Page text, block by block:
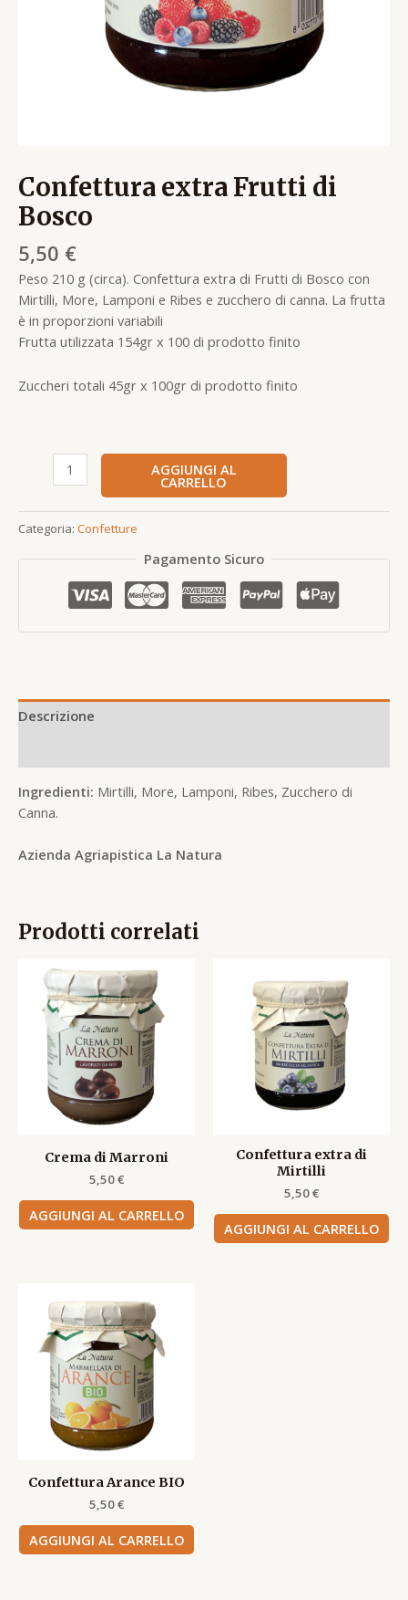
Confettura extra Frutti di
Bosco
5,50 €
Peso 210 g (circa). Confettura extra di Frutti di Bosco con
Mirtilli, More, Lamponi e Ribes e zucchero di canna. La frutta
è in proporzioni variabili
Frutta utilizzata 154gr x 100 di prodotto finito
Zuccheri totali 45gr x 100gr di prodotto finito
AGGIUNGI AL
CARRELLO
Categoria: Confetture
Pagamento Sicuro
Descrizione
Ingredienti: Mirtilli, More, Lamponi, Ribes, Zucchero di
Canna.
Azienda Agriapistica La Natura
Prodotti correlati
Crema di Marroni
5,50€
AGGIUNGI AL CARRELLO
Confettura extra di
Mirtilli
5,50€
AGGIUNGI AL CARRELLO
Confettura Arance BIO
5,50€
AGGIUNGI AL CARRELLO